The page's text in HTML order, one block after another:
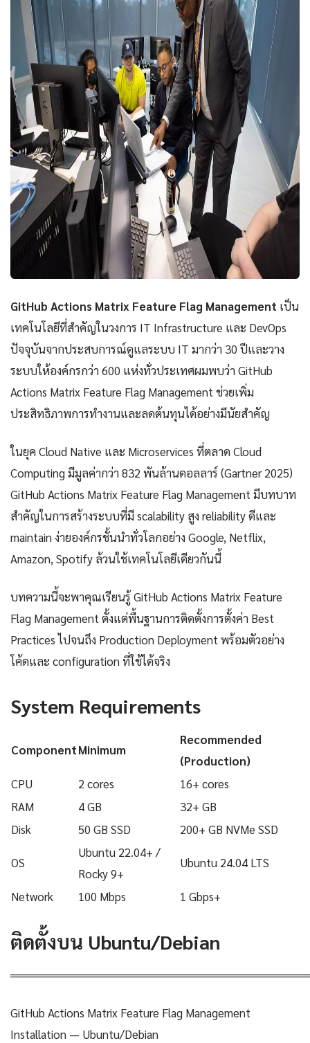
GitHub Actions Matrix Feature Flag Management เป็น
เทคโนโลยีที่สำคัญในวงการ IT Infrastructure และ DevOps
ปัจจุบันจากประสบการณ์ดูแลระบบ IT มากว่า 30 ปีและวาง
ระบบให้องค์กรกว่า 600 แห่งทั่วประเทศผมพบว่า GitHub
Actions Matrix Feature Flag Management ช่วยเพิ่ม
ประสิทธิภาพการทำงานและลดต้นทุนได้อย่างมีนัยสำคัญ
ในยุค Cloud Native และ Microservices ที่ตลาด Cloud
Computing มีมูลค่ากว่า 832 พันล้านดอลลาร์ (Gartner 2025)
GitHub Actions Matrix Feature Flag Management มีบทบาท
สำคัญในการสร้างระบบที่มี scalability สูง reliability ดีและ
maintain ง่ายองค์กรชั้นนำทั่วโลกอย่าง Google, Netflix,
Amazon, Spotify ล้วนใช้เทคโนโลยีเดียวกันนี้
บทความนี้จะพาคุณเรียนรู้ GitHub Actions Matrix Feature
Flag Management ตั้งแต่พื้นฐานการติดตั้งการตั้งค่า Best
Practices ไปจนถึง Production Deployment พร้อมตัวอย่าง
โค้ดและ configuration ที่ใช้ได้จริง
System Requirements
ComponentMinimum
Recommended
(Production)
CPU
2 cores
16+ cores
RAM
4 GB
32+ GB
Disk
50 GB SSD 200+ GB NVMe SSD
OS
Ubuntu 22.04+ /
Rocky 9+
Ubuntu 24.04 LTS
Network 100 Mbps 1 Gbps+
ติดตั้งบน Ubuntu/Debian
GitHub Actions Matrix Feature Flag Management
Installation — Ubuntu/Debian